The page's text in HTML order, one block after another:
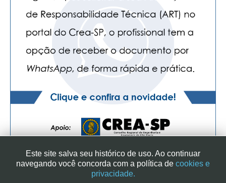
SINDICATO DOS ENGENHEIROS NO ESTADO DE SÃO PAULO
Este site salva seu histórico de uso. Ao continuar
navegando você concorda com a política de cookies e
privacidade.